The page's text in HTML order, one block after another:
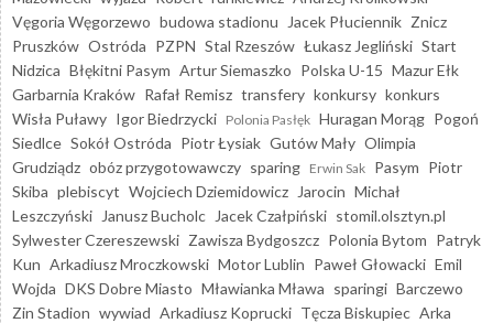
Vęgoria Węgorzewo budowa stadionu Jacek Płuciennik Znicz
Pruszków Ostróda PZPN Stal Rzeszów Łukasz Jegliński Start
Nidzica Błękitni Pasym Artur Siemaszko Polska U-15 Mazur Ełk
Garbarnia Kraków Rafał Remisz transfery konkursy konkurs
Wisła Puławy Igor Biedrzycki Polonia Pasłęk Huragan Morąg Pogoń
Siedlce Sokół Ostróda Piotr Łysiak Gutów Mały Olimpia
Grudziądz obóz przygotowawczy sparing Erwin Sak Pasym Piotr
Skiba plebiscyt Wojciech Dziemidowicz Jarocin Michał
Leszczyński
Janusz Bucholc Jacek Czałpiński stomil.olsztyn.pl
Sylwester Czereszewski Zawisza Bydgoszcz Polonia Bytom Patryk
Kun Arkadiusz Mroczkowski Motor Lublin Paweł Głowacki Emil
Wojda DKS Dobre Miasto Mławianka Mława sparingi Barczewo
Zin Stadion wywiad Arkadiusz Koprucki Tęcza Biskupiec Arka